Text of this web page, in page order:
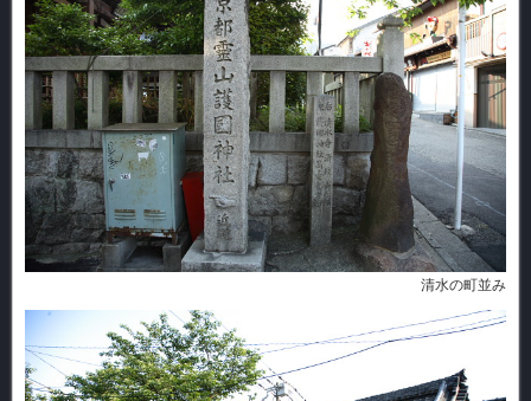
清水の町並み